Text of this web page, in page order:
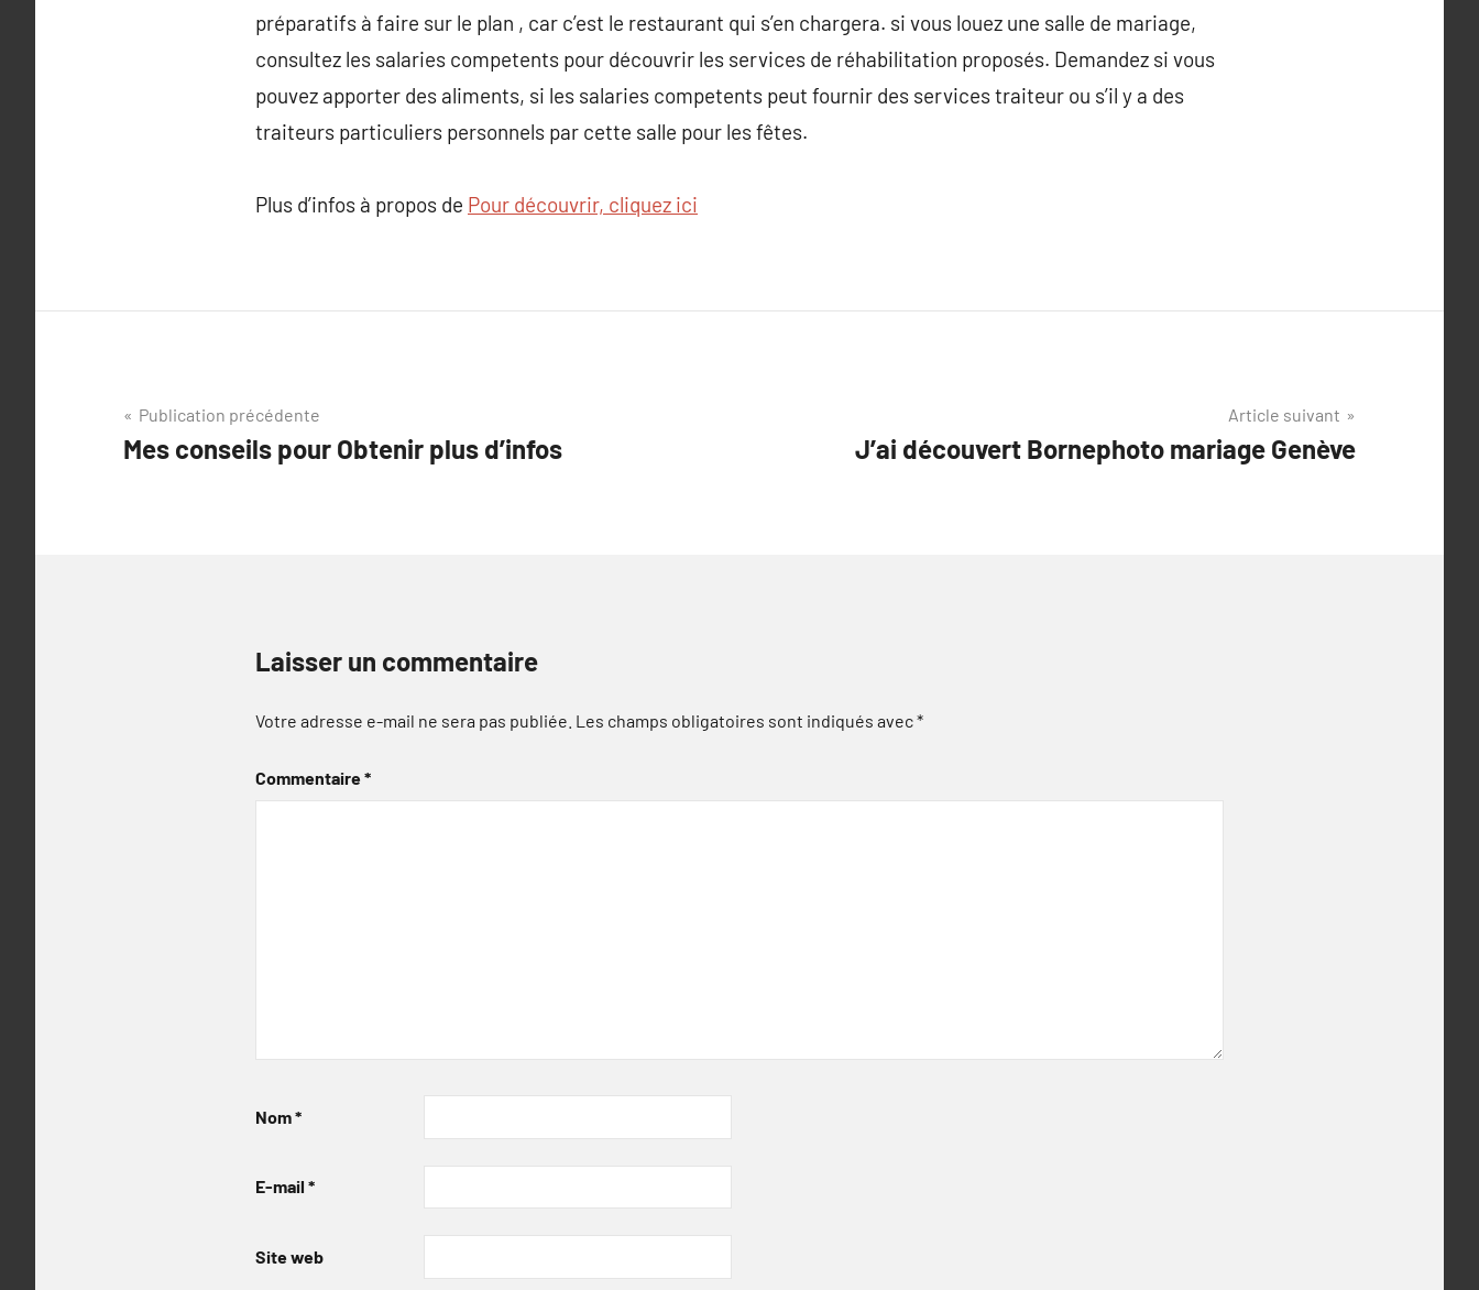
préparatifs à faire sur le plan , car c’est le restaurant qui s’en chargera. si vous louez une salle de mariage,
consultez les salaries competents pour découvrir les services de réhabilitation proposés. Demandez si vous
pouvez apporter des aliments, si les salaries competents peut fournir des services traiteur ou s’il y a des
traiteurs particuliers personnels par cette salle pour les fêtes.
Plus d’infos à propos de Pour découvrir, cliquez ici
Navigation
de
Publication précédente
Mes conseils pour Obtenir plus d’infos
Article suivant
J’ai découvert Bornephoto mariage Genève
Laisser un commentaire
Votre adresse e-mail ne sera pas publiée. Les champs obligatoires sont indiqués avec*
Commentaire*
Nom*
E-mail *
Site web